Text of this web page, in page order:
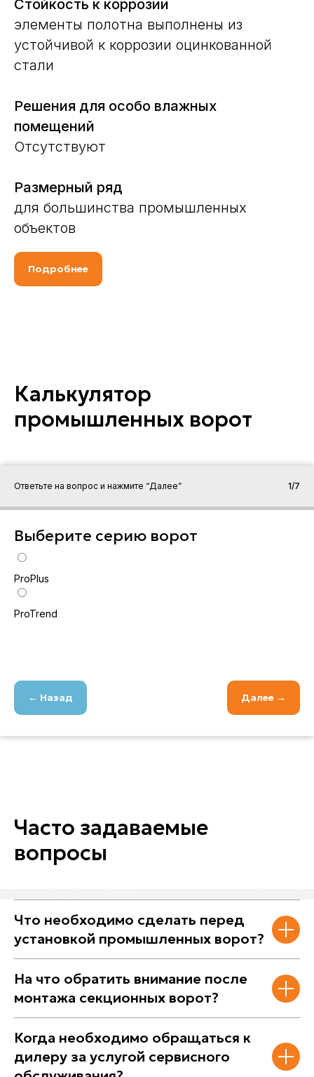
Стойкость к коррозии
элементы полотна выполнены из
устойчивой к коррозии оцинкованной
стали
Решения для особо влажных
помещений
Отсутствуют
Размерный ряд
для большинства промышленных
объектов
Подробнее
Калькулятор
промышленных ворот
Ответьте на вопрос и нажмите “Далее” 1/7
Выберите серию ворот
ProPlus
ProTrend
← Назад Далее →
Часто задаваемые
вопросы
Что необходимо сделать перед
установкой промышленных ворот?
На что обратить внимание после
монтажа секционных ворот?
Когда необходимо обращаться к
дилеру за услугой сервисного